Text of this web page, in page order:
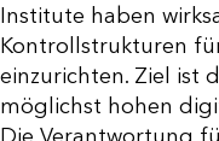
Institute haben
Kontrollstrukturen
einzurichten. Ziel ist
möglichst hohen